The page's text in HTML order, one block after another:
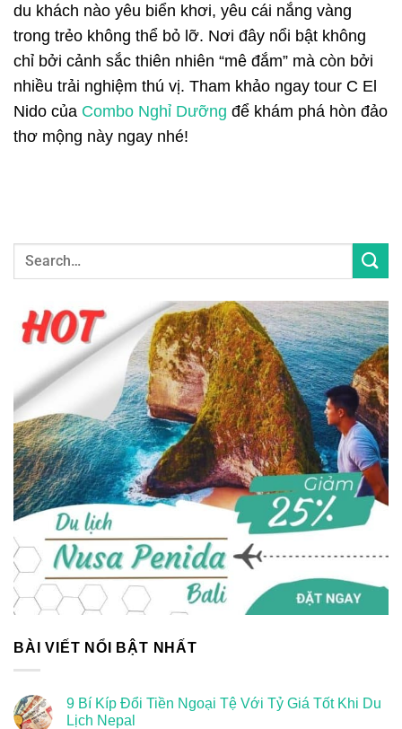
du khách nào yêu biển khơi, yêu cái nắng vàng
trong trẻo không thể bỏ lỡ. Nơi đây nổi bật không
chỉ bởi cảnh sắc thiên nhiên “mê đắm” mà còn bởi
nhiều trải nghiệm thú vị. Tham khảo ngay tour C El
Nido của Combo Nghỉ Dưỡng để khám phá hòn đảo
thơ mộng này ngay nhé!
BÀI VIẾT NỔI BẬT NHẤT
9 Bí Kíp Đổi Tiền Ngoại Tệ Với Tỷ Giá Tốt Khi Du
Lịch Nepal